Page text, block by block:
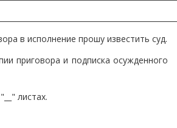
в исполнение прошу известить суд.
приговора и подписка осужденного
листах.